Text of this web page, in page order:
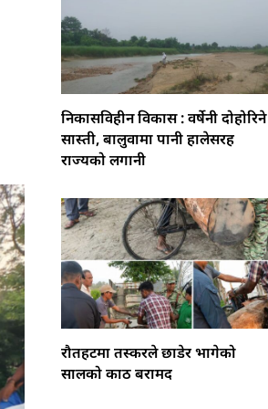
निकासविहीन विकास : वर्षेनी दोहोरिने
सास्ती, बालुवामा पानी हालेसरह
राज्यको लगानी
रौतहटमा तस्करले छाडेर भागेको
सालको काठ बरामद